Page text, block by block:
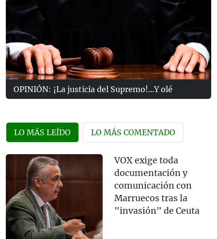
OPINIÓN: ¡La justicia del Supremo!...Y olé
LO MÁS LEÍDO LO MÁS COMENTADO
VOX exige toda
documentación y
comunicación con
Marruecos tras la
"invasión" de Ceuta